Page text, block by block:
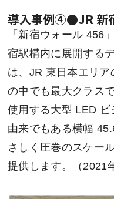
導入事例④●JR 新
「新宿ウォール 456
宿駅構内に展開する
は、JR 東日本エリ
の中でも最大クラス
使用する大型 LED
由来でもある横幅
さしく圧巻のスケー
提供します。（2021